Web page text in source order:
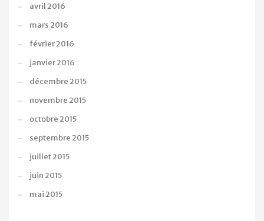
avril 2016
mars 2016
février 2016
janvier 2016
décembre 2015
novembre 2015
octobre 2015
septembre 2015
juillet 2015
juin 2015
mai 2015